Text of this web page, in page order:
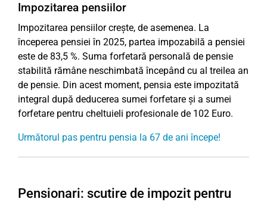
Impozitarea pensiilor
Impozitarea pensiilor crește, de asemenea. La
începerea pensiei în 2025, partea impozabilă a pensiei
este de 83,5 %. Suma forfetară personală de pensie
stabilită rămâne neschimbată începând cu al treilea an
de pensie. Din acest moment, pensia este impozitată
integral după deducerea sumei forfetare și a sumei
forfetare pentru cheltuieli profesionale de 102 Euro.
Următorul pas pentru pensia la 67 de ani începe!
Pensionari: scutire de impozit pentru